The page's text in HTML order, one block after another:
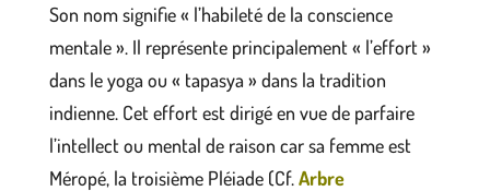
Son nom signifie « l’habileté de la conscience
mentale ». Il représente principalement « l’effort »
dans le yoga ou « tapasya » dans la tradition
indienne. Cet effort est dirigé en vue de parfaire
l’intellect ou mental de raison car sa femme est
Méropé, la troisième Pléiade (Cf.Arbre